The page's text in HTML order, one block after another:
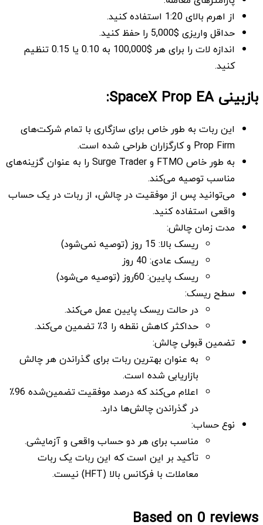
از اهرم بالای 1:20 استفاده کنید.
حداقل واریزی $5,000 را حفظ کنید.
اندازه لات را برای هر $100,000 به 0.10 یا 0.15 تنظیم
کنید.
بازبینی SpaceX Prop EA:
این ربات به طور خاص برای سازگاری با تمام شرکت‌های
Prop Firm و کارگزاران طراحی شده است.
به طور خاص FTMO و Surge Trader را به عنوان گزینه‌های
مناسب توصیه می‌کند.
می‌توانید پس از موفقیت در چالش، از ربات در یک حساب
واقعی استفاده کنید.
مدت زمان چالش:
ریسک بالا: 15 روز (توصیه نمی‌شود)
ریسک عادی: 40 روز
ریسک پایین: 60روز (توصیه می‌شود)
سطح ریسک:
در حالت ریسک پایین عمل می‌کند.
حداکثر کاهش نقطه را 3٪ تضمین می‌کند.
تضمین قبولی چالش:
به عنوان بهترین ربات برای گذراندن هر چالش
بازاریابی شده است.
اعلام می‌کند که درصد موفقیت تضمین‌شده 96٪
در گذراندن چالش‌ها دارد.
نوع حساب:
مناسب برای هر دو حساب واقعی و آزمایشی.
تأکید بر این است که این ربات یک ربات
معاملات با فرکانس بالا (HFT) نیست.
Based on 0 reviews